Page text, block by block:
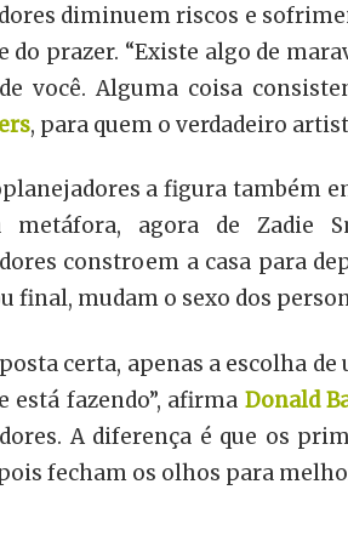
diminuem riscos e
do prazer. “Existe algo de
você. Alguma coisa
, para quem o verdadeiro
a figura também
metáfora, agora de Zadie
constroem a casa para
final, mudam o sexo dos
certa, apenas a escolha
está fazendo”, afirma Donald
A diferença é que os
fecham os olhos para